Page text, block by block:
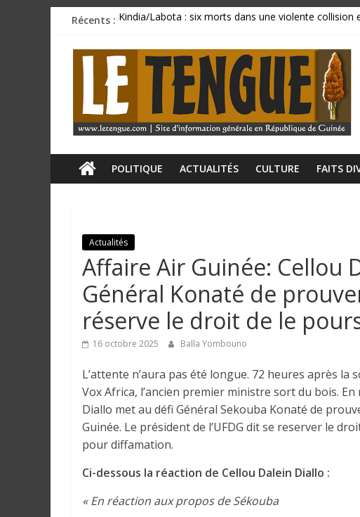
Passer
contenu
Récents : Kindia/Labota : six morts dans une violente collision
BCRG : la délégation syndicale dépose un préavis de
Mamadi Doumbouya rassure : « La Guinée avance,
CU SANOYAH : le corps d’un ressortissant libérien
L
e
T
e
g
u
e
POLITIQUE ACTUALITÉS CULTURE FAITS
Actualités
Affaire Air Guinée: Cellou
Général Konaté de
réserve le droit de le
16 octobre 2025 Balla Yombouno
L’attente n’aura pas été longue. 72 heures après la
Vox Africa, l’ancien premier ministre sort du bois.
Diallo met au défi Général Sekouba Konaté de
Guinée. Le président de l’UFDG dit se reserver le
pour diffamation.
Ci-dessous la réaction de Cellou Dalein Diallo :
« En réaction aux propos de Sékouba